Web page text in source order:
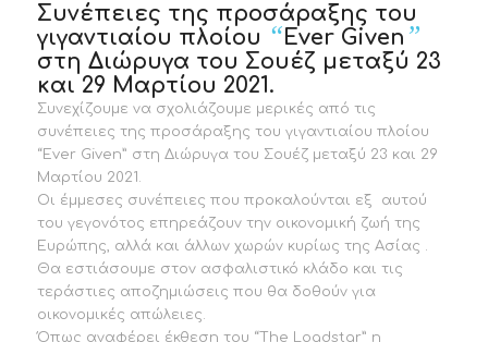
Συνέπειες της προσάραξης του
γιγαντιαίου πλοίου “Ever Given ”
στη Διώρυγα του Σουέζ μεταξύ 23
και 29 Μαρτίου 2021.
Συνεχίζουμε να σχολιάζουμε μερικές από τις
συνέπειες της προσάραξης του γιγαντιαίου πλοίου
“Ever Given” στη Διώρυγα του Σουέζ μεταξύ 23 και 29
Μαρτίου 2021.
Οι έμμεσες συνέπειες που προκαλούνται εξ αυτού
του γεγονότος επηρεάζουν την οικονομική ζωή της
Ευρώπης, αλλά και άλλων χωρών κυρίως της Ασίας .
Θα εστιάσουμε στον ασφαλιστικό κλάδο και τις
τεράστιες αποζημιώσεις που θα δοθούν για
οικονομικές απώλειες.
Όπως αναφέρει έκθεση του “The Loadstar” η